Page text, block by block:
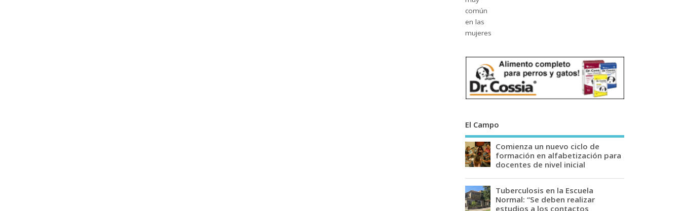
El Campo
Comienza un nuevo ciclo de
formación en alfabetización para
docentes de nivel inicial
Tuberculosis en la Escuela
Normal: “Se deben realizar
estudios a los contactos